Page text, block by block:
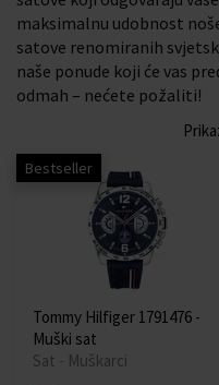
maksimalnu udobnost
satove renomiranih
naše ponude koji će vas
odmah – nećete požaliti!
Bestseller
Tommy Hilfiger 1791476 -
Muški sat
Sat - Muškarci